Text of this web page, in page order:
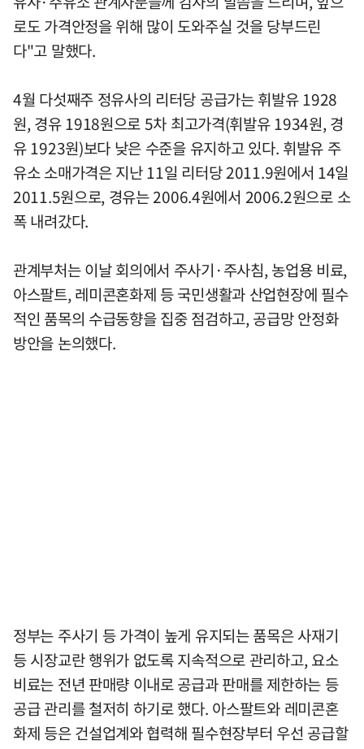
로도 가격안정을 위해 많이 도와주실 것을 당부드린
다"고 말했다.
4월 다섯째주 정유사의 리터당 공급가는 휘발유 1928
원, 경유 1918원으로 5차 최고가격(휘발유 1934원, 경
유 1923원)보다 낮은 수준을 유지하고 있다. 휘발유 주
유소 소매가격은 지난 11일 리터당 2011.9원에서 14일
2011.5원으로, 경유는 2006.4원에서 2006.2원으로 소
폭 내려갔다.
관계부처는 이날 회의에서 주사기·주사침, 농업용 비료,
아스팔트, 레미콘혼화제 등 국민생활과 산업현장에 필수
적인 품목의 수급동향을 집중 점검하고, 공급망 안정화
방안을 논의했다.
정부는 주사기 등 가격이 높게 유지되는 품목은 사재기
등 시장교란 행위가 없도록 지속적으로 관리하고, 요소
비료는 전년 판매량 이내로 공급과 판매를 제한하는 등
공급 관리를 철저히 하기로 했다. 아스팔트와 레미콘혼
화제 등은 건설업계와 협력해 필수현장부터 우선 공급할